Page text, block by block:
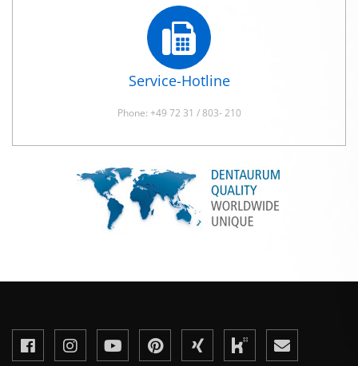
Service-Hotline
Phone: +49 72 31 / 803- 210